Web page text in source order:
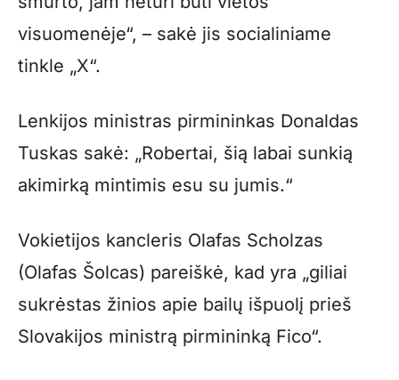
visuomenėje“, – sakė jis socialiniame
tinkle „X“.
Lenkijos ministras pirmininkas Donaldas
Tuskas sakė: „Robertai, šią labai sunkią
akimirką mintimis esu su jumis.“
Vokietijos kancleris Olafas Scholzas
(Olafas Šolcas) pareiškė, kad yra „giliai
sukrėstas žinios apie bailų išpuolį prieš
Slovakijos ministrą pirmininką Fico“.